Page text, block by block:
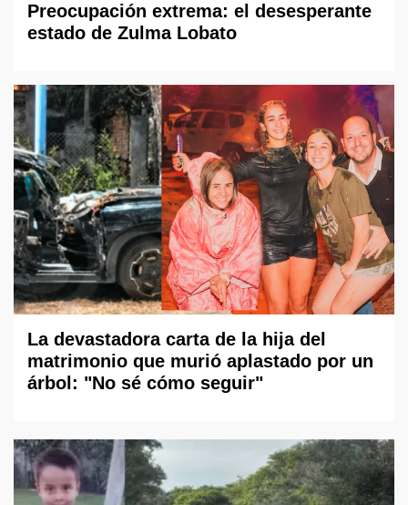
Preocupación extrema: el desesperante
estado de Zulma Lobato
La devastadora carta de la hija del
matrimonio que murió aplastado por un
árbol: "No sé cómo seguir"